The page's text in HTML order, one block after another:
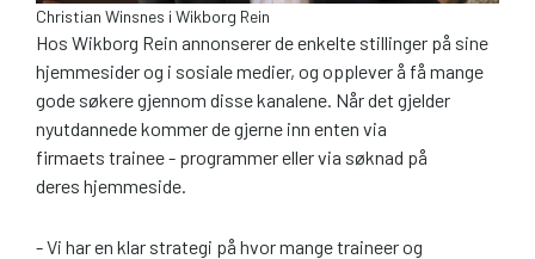
Christian Winsnes i Wikborg Rein
Hos Wikborg Rein annonserer de enkelte stillinger på sine
hjemmesider og i sosiale medier, og opplever å få mange
gode søkere gjennom disse kanalene. Når det gjelder
nyutdannede kommer de gjerne inn enten via
firmaets trainee - programmer eller via søknad på
deres hjemmeside.
- Vi har en klar strategi på hvor mange traineer og